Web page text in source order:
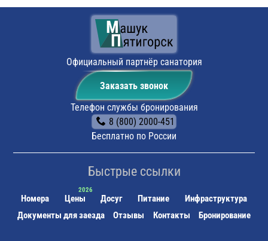
На личном транспорте:до г. Пятигорска, далее,
чтобы не заблудиться, можно воспользоваться
навигатором. По прибытии будет возможность
оставить автомобиль на парковке санатория.
до ж/д вокзала г. Пятигорска, далее на
трамвае №2 до остановки "Лермонтовский разъезд",
пешком 5 мин. до санатория.
Официальный партнёр санатория
Заказать звонок
Телефон службы бронирования
8 (800) 2000-451
Бесплатно по России
Быстрые ссылки
Номера Цены Досуг Питание
Инфраструктура
Документы для заезда
Отзывы Контакты Бронирование